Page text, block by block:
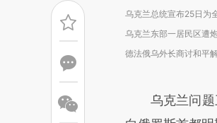
乌克兰总统宣布25日为
乌克兰东部一居民区遭
德法俄乌外长商讨和平
乌克兰问题三